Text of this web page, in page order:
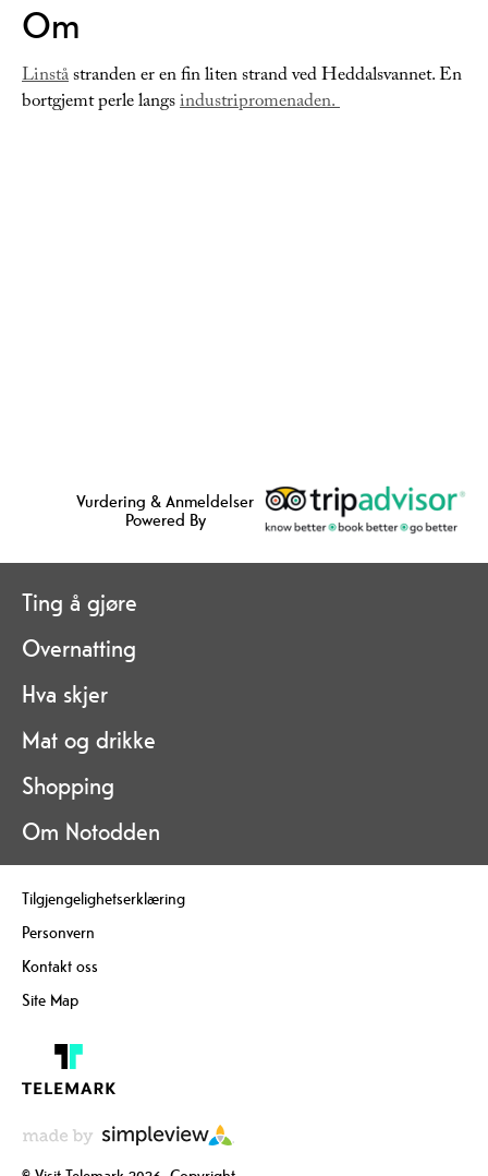
Om
Linståstranden er en fin liten strand ved Heddalsvannet. En
bortgjemt perle langsindustripromenaden.
Vurdering & Anmeldelser
Powered By
Ting å gjøre
Overnatting
Hva skjer
Mat og drikke
Shopping
Om Notodden
Tilgjengelighetserklæring
Personvern
Kontakt oss
Site Map